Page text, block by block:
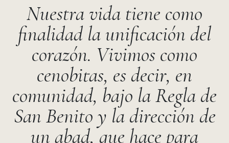
Nuestra vida tiene como
finalidad la unificación del
corazón. Vivimos como
cenobitas, es decir, en
comunidad, bajo la Regla de
San Benito y la dirección de
un abad, que hace para